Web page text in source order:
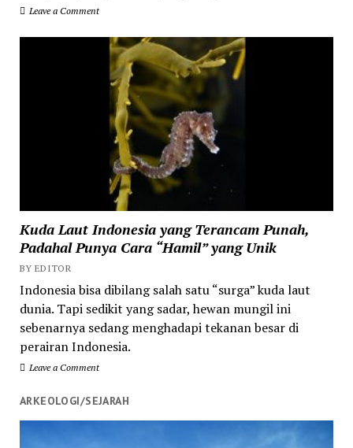
Leave a Comment
Kuda Laut Indonesia yang Terancam Punah,
Padahal Punya Cara “Hamil” yang Unik
BY EDITOR
Indonesia bisa dibilang salah satu “surga” kuda laut
dunia. Tapi sedikit yang sadar, hewan mungil ini
sebenarnya sedang menghadapi tekanan besar di
perairan Indonesia.
Leave a Comment
ARKEOLOGI/SEJARAH